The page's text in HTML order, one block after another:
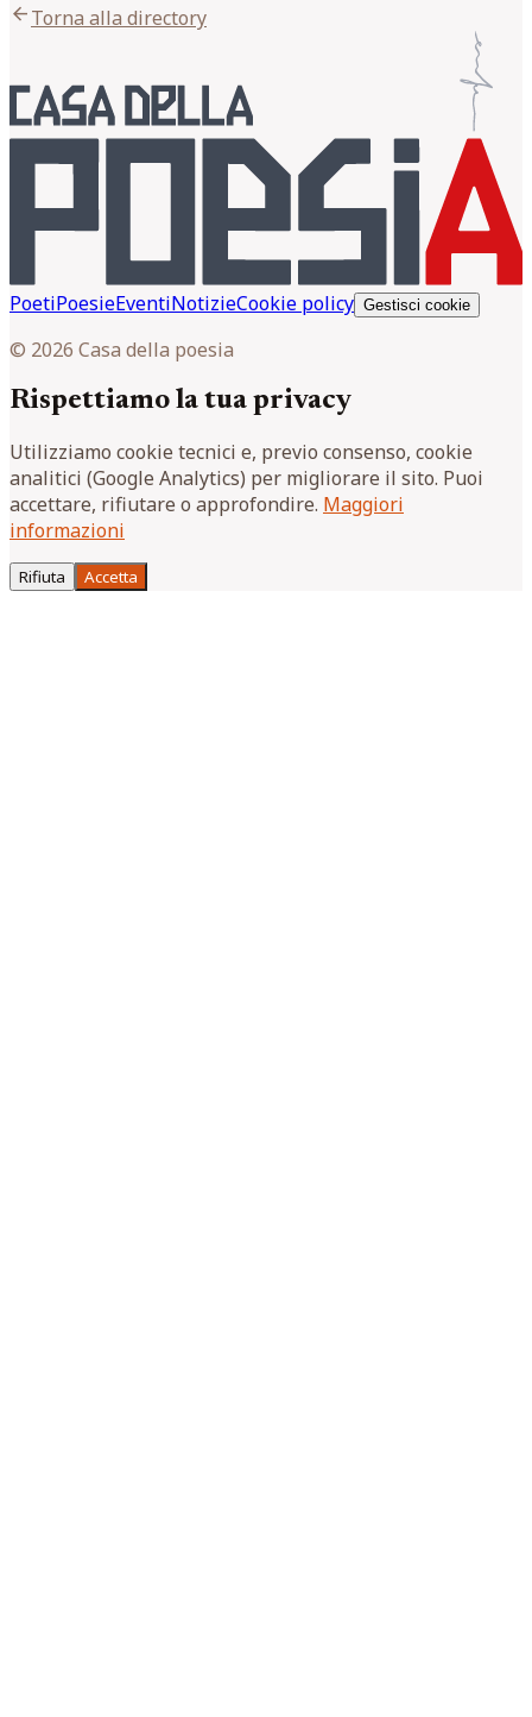
arrow_backTorna alla directory
PoetiPoesieEventiNotizieCookie policy Gestisci cookie
© 2026 Casa della poesia
Rispettiamo la tua privacy
Utilizziamo cookie tecnici e, previo consenso, cookie
analitici (Google Analytics) per migliorare il sito. Puoi
accettare, rifiutare o approfondire. Maggiori
informazioni
Rifiuta Accetta